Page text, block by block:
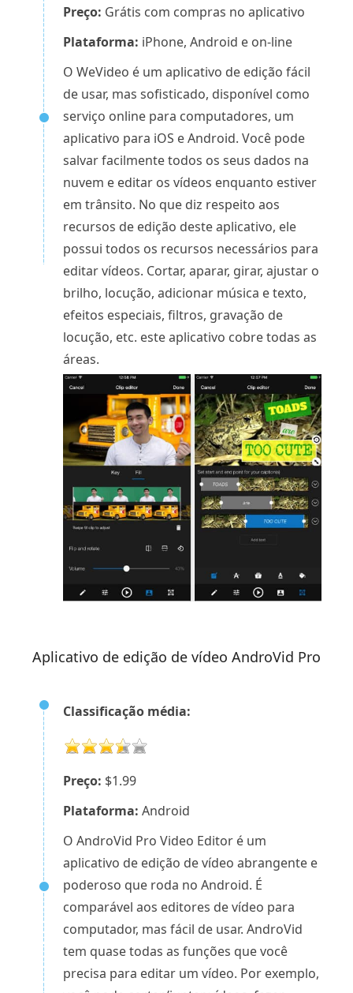
Preço: Grátis com compras no aplicativo
Plataforma: iPhone, Android e on-line
O WeVideo é um aplicativo de edição fácil
de usar, mas sofisticado, disponível como
serviço online para computadores, um
aplicativo para iOS e Android. Você pode
salvar facilmente todos os seus dados na
nuvem e editar os vídeos enquanto estiver
em trânsito. No que diz respeito aos
recursos de edição deste aplicativo, ele
possui todos os recursos necessários para
editar vídeos. Cortar, aparar, girar, ajustar o
brilho, locução, adicionar música e texto,
efeitos especiais, filtros, gravação de
locução, etc. este aplicativo cobre todas as
áreas.
Aplicativo de edição de vídeo AndroVid Pro
Classificação média:
Preço: $1.99
Plataforma: Android
O AndroVid Pro Video Editor é um
aplicativo de edição de vídeo abrangente e
poderoso que roda no Android. É
comparável aos editores de vídeo para
computador, mas fácil de usar. AndroVid
tem quase todas as funções que você
precisa para editar um vídeo. Por exemplo,